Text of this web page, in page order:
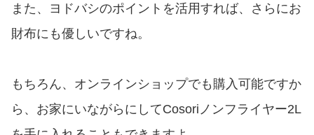
また、ヨドバシのポイントを活用すれば、さらにお
財布にも優しいですね。
もちろん、オンラインショップでも購入可能ですか
ら、お家にいながらにしてCosoriノンフライヤー2L